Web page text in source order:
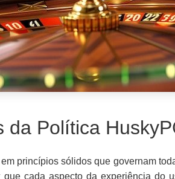
da Política
princípios sólidos que governam
cada aspecto da experiência do